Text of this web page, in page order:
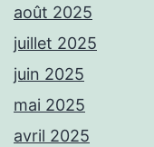
août 2025
juillet 2025
juin 2025
mai 2025
avril 2025